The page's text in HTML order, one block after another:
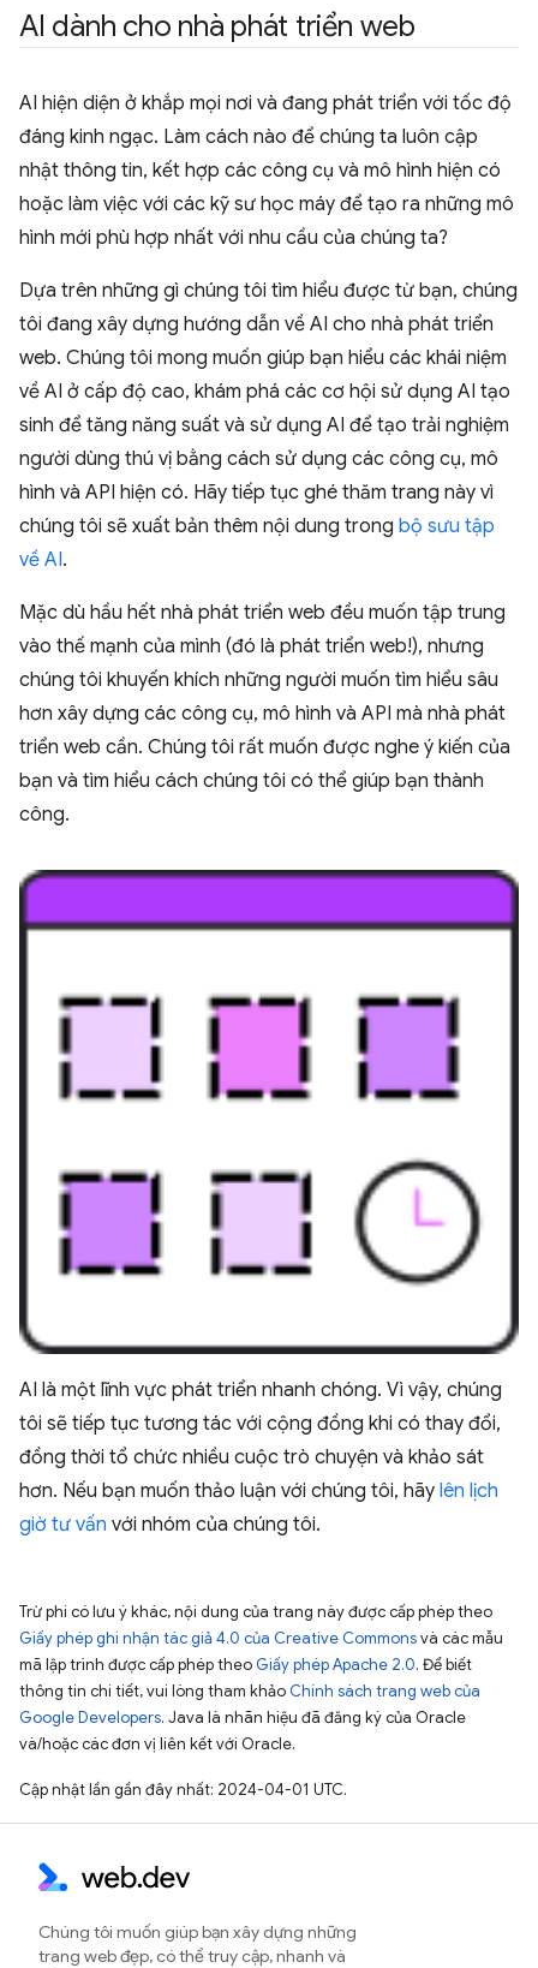
AI dành cho nhà phát triển web
AI hiện diện ở khắp mọi nơi và đang phát triển với tốc độ
đáng kinh ngạc. Làm cách nào để chúng ta luôn cập
nhật thông tin, kết hợp các công cụ và mô hình hiện có
hoặc làm việc với các kỹ sư học máy để tạo ra những mô
hình mới phù hợp nhất với nhu cầu của chúng ta?
Dựa trên những gì chúng tôi tìm hiểu được từ bạn, chúng
tôi đang xây dựng hướng dẫn về AI cho nhà phát triển
web. Chúng tôi mong muốn giúp bạn hiểu các khái niệm
về AI ở cấp độ cao, khám phá các cơ hội sử dụng AI tạo
sinh để tăng năng suất và sử dụng AI để tạo trải nghiệm
người dùng thú vị bằng cách sử dụng các công cụ, mô
hình và API hiện có. Hãy tiếp tục ghé thăm trang này vì
chúng tôi sẽ xuất bản thêm nội dung trong bộ sưu tập
về AI.
Mặc dù hầu hết nhà phát triển web đều muốn tập trung
vào thế mạnh của mình (đó là phát triển web!), nhưng
chúng tôi khuyến khích những người muốn tìm hiểu sâu
hơn xây dựng các công cụ, mô hình và API mà nhà phát
triển web cần. Chúng tôi rất muốn được nghe ý kiến của
bạn và tìm hiểu cách chúng tôi có thể giúp bạn thành
công.
AI là một lĩnh vực phát triển nhanh chóng. Vì vậy, chúng
tôi sẽ tiếp tục tương tác với cộng đồng khi có thay đổi,
đồng thời tổ chức nhiều cuộc trò chuyện và khảo sát
hơn. Nếu bạn muốn thảo luận với chúng tôi, hãy lên lịch
giờ tư vấn với nhóm của chúng tôi.
Trừ phi có lưu ý khác, nội dung của trang này được cấp phép theo
Giấy phép ghi nhận tác giả 4.0 của Creative Commonsvà các mẫu
mã lập trình được cấp phép theo Giấy phép Apache 2.0. Để biết
thông tin chi tiết, vui lòng tham khảo Chính sách trang web của
Google Developers. Java là nhãn hiệu đã đăng ký của Oracle
và/hoặc các đơn vị liên kết với Oracle.
Cập nhật lần gần đây nhất: 2024-04-01 UTC.
Chúng tôi muốn giúp bạn xây dựng những
trang web đẹp, có thể truy cập, nhanh và